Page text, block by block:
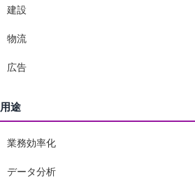
建設
物流
広告
用途
業務効率化
データ分析